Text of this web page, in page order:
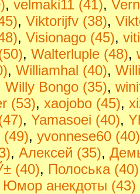
, velmaki11 (41),
, Viktorijfv (38),
, Visionago (45),
, Walterluple (48),
, Williamhal (40),
Willy Bongo (35),
(53), xaojobo (45),
, Yamasoei (40),
(49), yvonnese60 (40)
, Алексей (35),
(40), Полоська (40)
Юмор анекдоты (43)